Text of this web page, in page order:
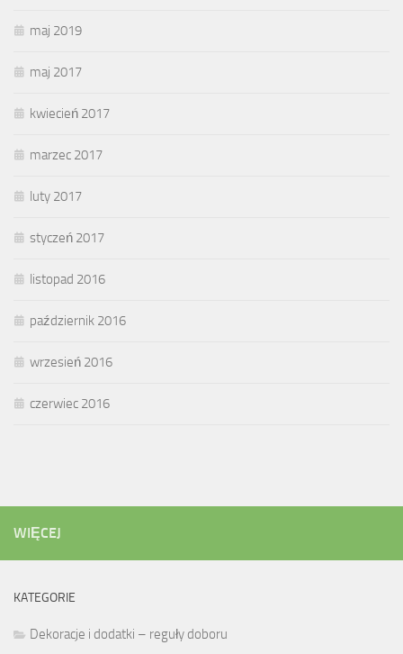
maj 2019
maj 2017
kwiecień 2017
marzec 2017
luty 2017
styczeń 2017
listopad 2016
październik 2016
wrzesień 2016
czerwiec 2016
WIĘCEJ
KATEGORIE
Dekoracje i dodatki – reguły doboru